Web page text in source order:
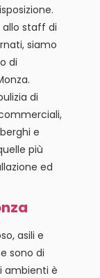
allo staff di
siamo
di
di
e
più
ed
asili e
sono di
ambienti è